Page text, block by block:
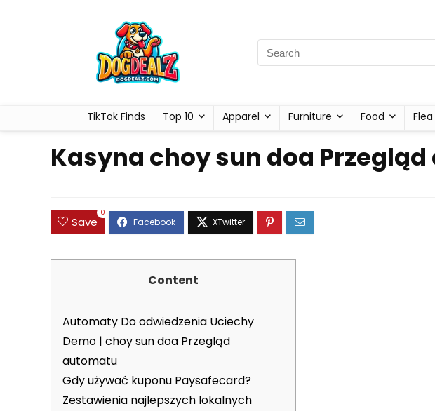
TikTok Finds Top 10 Apparel Furniture Food
Kasyna choy sun doa
Save
0
Content
Automaty Do odwiedzenia Uciechy
Demo | choy sun doa Przegląd
automatu
Gdy używać kuponu Paysafecard?
Zestawienia najlepszych lokalnych